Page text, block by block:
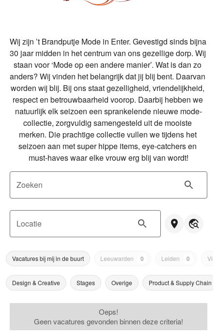
Wij zijn ’t Brandputje Mode in Enter. Gevestigd sinds bijna
30 jaar midden in het centrum van ons gezellige dorp. Wij
staan voor ‘Mode op een andere manier’. Wat is dan zo
anders? Wij vinden het belangrijk dat jij blij bent. Daarvan
worden wij blij. Bij ons staat gezelligheid, vriendelijkheid,
respect en betrouwbaarheid voorop. Daarbij hebben we
natuurlijk elk seizoen een sprankelende nieuwe mode-
collectie, zorgvuldig samengesteld uit de mooiste
merken. Die prachtige collectie vullen we tijdens het
seizoen aan met super hippe items, eye-catchers en
must-haves waar elke vrouw erg blij van wordt!
Zoeken
Locatie
Vacatures bij mij in de buurt Leeuwarden 0 Leiden 0
Design & Creative Stages Overige Product & Supply Chain
Oeps!
Geen vacatures gevonden binnen deze criteria!